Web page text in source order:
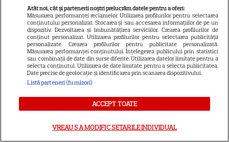
Atât noi, cât și partenerii noștri prelucrăm datele pentru a oferi:
Măsurarea performanței reclamelor. Utilizarea profilurilor pentru selectarea
conținutului personalizat. Stocarea și/sau accesarea informațiilor de pe un
dispozitiv. Dezvoltarea și îmbunătățirea serviciilor. Crearea profilurilor de
conținut personalizat. Utilizarea profilurilor pentru selectarea publicității
personalizate. Crearea profilurilor pentru publicitate personalizată.
Măsurarea performanței conținutului. Înțelegerea publicului prin statistici
sau combinații de date din surse diferite. Utilizarea datelor limitate pentru a
selecta conținutul. Utilizarea de date limitate pentru a selecta publicitatea.
Date precise de geolocație și identificarea prin scanarea dispozitivului.
Listă parteneri (furnizori)
ACCEPT TOATE
VREAU SA MODIFIC SETARILE INDIVIDUAL